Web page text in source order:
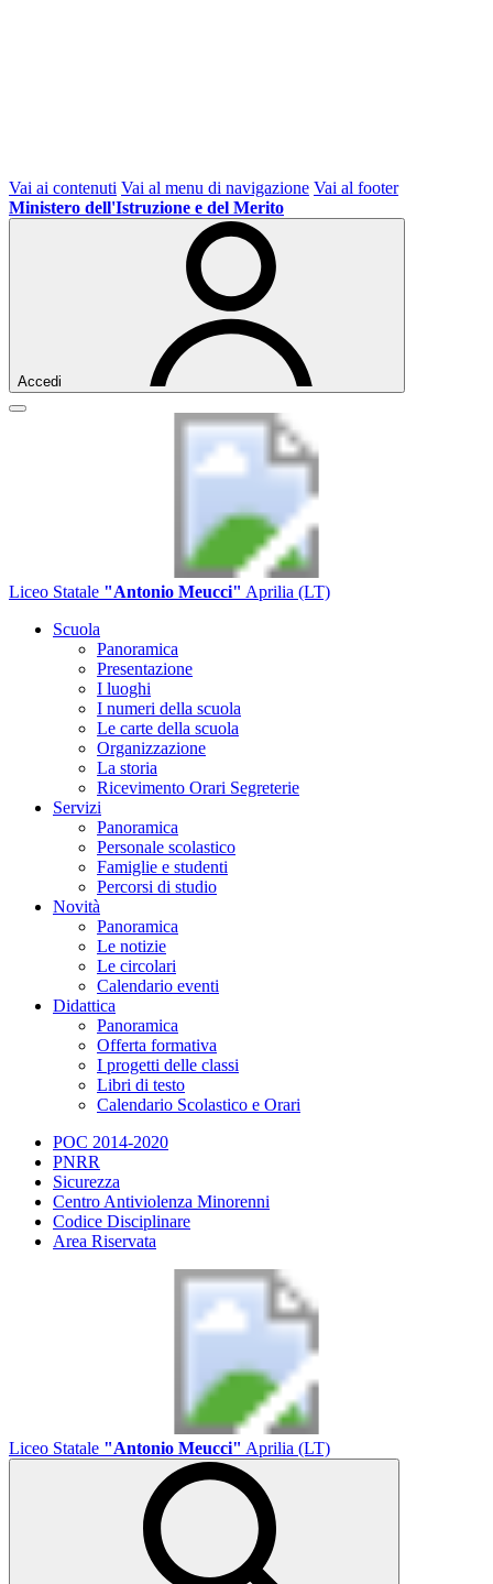
Vai ai contenuti Vai al menu di navigazione Vai al footer
Ministero dell'Istruzione e del Merito
Accedi
Liceo Statale "Antonio Meucci" Aprilia (LT)
Scuola
Panoramica
Presentazione
I luoghi
I numeri della scuola
Le carte della scuola
Organizzazione
La storia
Ricevimento Orari Segreterie
Servizi
Panoramica
Personale scolastico
Famiglie e studenti
Percorsi di studio
Novità
Panoramica
Le notizie
Le circolari
Calendario eventi
Didattica
Panoramica
Offerta formativa
I progetti delle classi
Libri di testo
Calendario Scolastico e Orari
POC 2014-2020
PNRR
Sicurezza
Centro Antiviolenza Minorenni
Codice Disciplinare
Area Riservata
Liceo Statale "Antonio Meucci" Aprilia (LT)